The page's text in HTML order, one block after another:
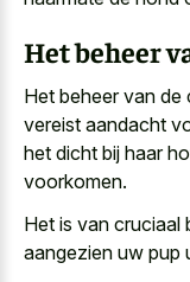
Het beheer
Het beheer van de
vereist aandacht
het dicht bij haar
voorkomen.
Het is van cruciaal
aangezien uw pup